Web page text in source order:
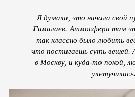
Я думала, что начала свой
Гималаев. Атмосфера там
так классно было любить
что постигаешь суть вещей.
в Москву, и куда-то покой,
улетучились.